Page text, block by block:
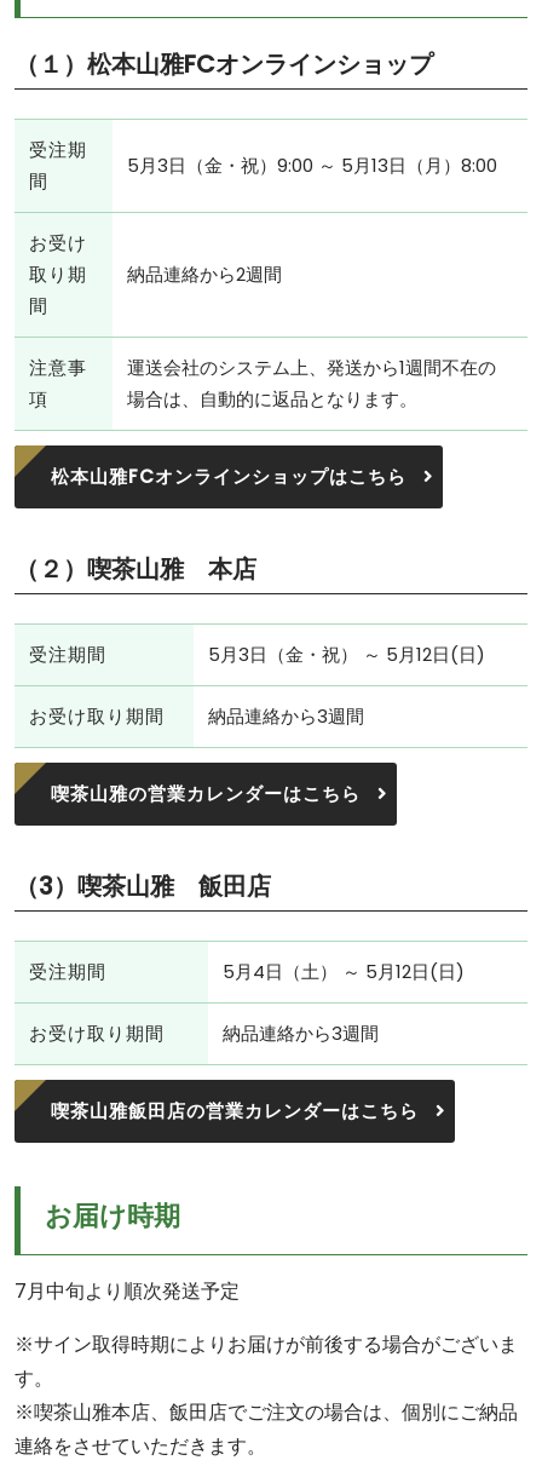
（１）松本山雅FCオンラインショップ
受注期
間
5月3日（金・祝）9:00 ～ 5月13日（月）8:00
お受け
取り期
間
納品連絡から2週間
注意事
項
運送会社のシステム上、発送から1週間不在の
場合は、自動的に返品となります。
松本山雅FCオンラインショップはこちら
（２） 喫茶山雅 本店
受注期間 5月3日（金・祝） ～ 5月12日(日)
お受け取り期間 納品連絡から3週間
喫茶山雅の営業カレンダーはこちら
（3） 喫茶山雅 飯田店
受注期間 5月4日（土） ～ 5月12日(日)
お受け取り期間 納品連絡から3週間
喫茶山雅飯田店の営業カレンダーはこちら
お届け時期
7月中旬より順次発送予定
※サイン取得時期によりお届けが前後する場合がございま
す。
※喫茶山雅本店、飯田店でご注文の場合は、個別にご納品
連絡をさせていただきます。